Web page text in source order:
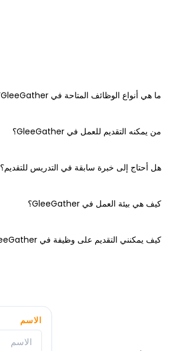
ما هي أنواع الوظائف المتاحة في GleeGather؟
من يمكنه التقديم للعمل في GleeGather؟
هل أحتاج إلى خبرة سابقة في التدريس للتقديم؟
كيف هي بيئة العمل في GleeGather؟
كيف يمكنني التقديم على وظيفة في GleeGather؟
الاسم